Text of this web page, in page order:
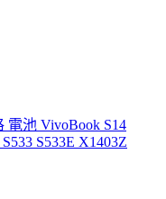
電池 VivoBook S14
S533E X1403Z